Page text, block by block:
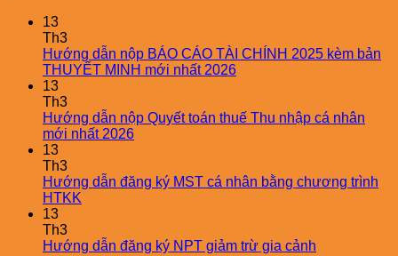
13
Th3
Hướng dẫn nộp BÁO CÁO TÀI CHÍNH 2025 kèm bản
THUYẾT MINH mới nhất 2026
13
Th3
Hướng dẫn nộp Quyết toán thuế Thu nhập cá nhân
mới nhất 2026
13
Th3
Hướng dẫn đăng ký MST cá nhân bằng chương trình
HTKK
13
Th3
Hướng dẫn đăng ký NPT giảm trừ gia cảnh